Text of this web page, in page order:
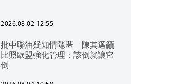
2026.08.02 12:55
批中聯油疑知情隱匿 陳其邁籲
比照歐盟強化管理：該倒就讓它
倒